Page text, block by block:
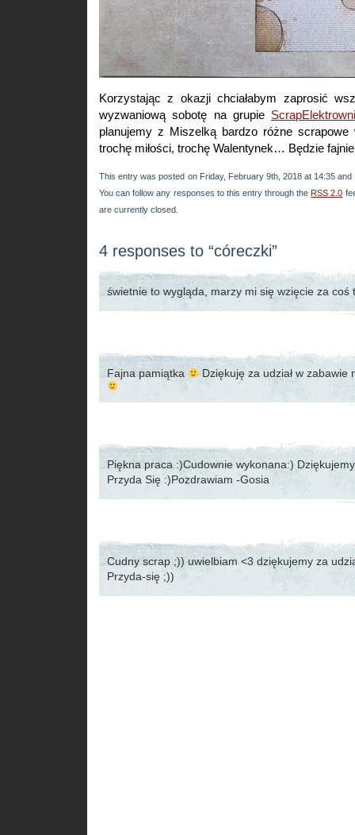
Korzystając z okazji chciałabym zaprosić
wyzwaniową sobotę na grupie
planujemy z Miszelką bardzo różne
trochę miłości, trochę Walentynek… Będzie
This entry was posted on Friday, February 9th, 2018 at 14:35
You can follow any responses to this entry through the RSS 2.0
are currently closed.
4 responses to “córeczki”
świetnie to wygląda, marzy mi się wzięcie za
Fajna pamiątka Dziękuję za udział w zabawie
Piękna praca :)Cudownie wykonana:)
Przyda Się :)Pozdrawiam -Gosia
Cudny scrap ;)) uwielbiam <3 dziękujemy za
Przyda-się ;))